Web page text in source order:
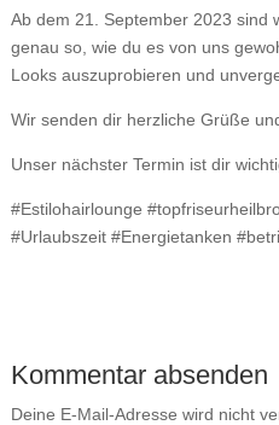
Ab dem 21. September 2023 sind
genau so, wie du es von uns
Looks auszuprobieren und
Wir senden dir herzliche Grüße
Unser nächster Termin ist dir
#Estilohairlounge
#Urlaubszeit #Energietanken
Kommentar absenden
Deine E-Mail-Adresse wird nicht